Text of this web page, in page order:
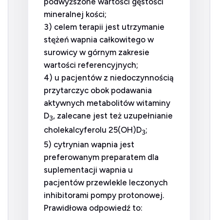
mineralnej kości;
3) celem terapii jest utrzymanie
stężeń wapnia całkowitego w
surowicy w górnym zakresie
wartości referencyjnych;
4) u pacjentów z niedoczynnością
przytarczyc obok podawania
aktywnych metabolitów witaminy
D3, zalecane jest też uzupełnianie
cholekalcyferolu 25(OH)D3;
5) cytrynian wapnia jest
preferowanym preparatem dla
suplementacji wapnia u
pacjentów przewlekle leczonych
inhibitorami pompy protonowej.
Prawidłowa odpowiedź to: